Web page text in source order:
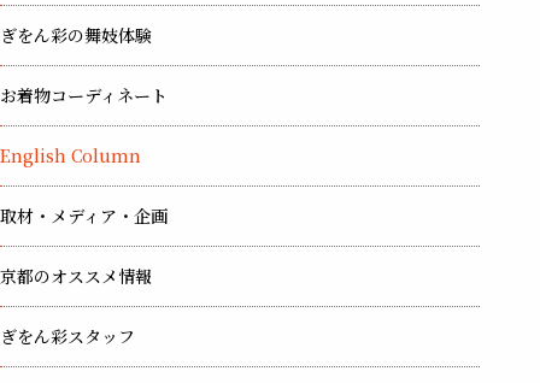
ぎをん彩の舞妓体験
お着物コーディネート
English Column
取材・メディア・企画
京都のオススメ情報
ぎをん彩スタッフ